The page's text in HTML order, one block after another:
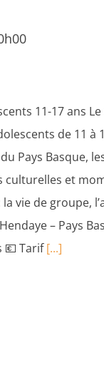
11-17 ans
de 11 à
Pays Basque,
et
vie de groupe,
– Pays
💶 Tarif[...]